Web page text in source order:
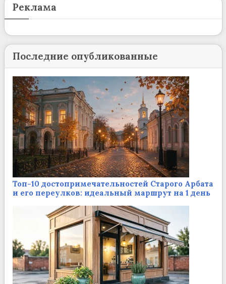
Реклама
Последние опубликованные
Топ-10 достопримечательностей Старого Арбата
и его переулков: идеальный маршрут на 1 день